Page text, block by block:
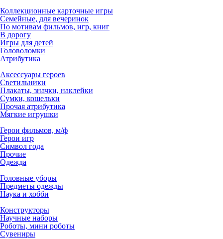
Коллекционные карточные игры
Семейные, для вечеринок
По мотивам фильмов, игр, книг
В дорогу
Игры для детей
Головоломки
Атрибутика
Аксессуары героев
Светильники
Плакаты, значки, наклейки
Сумки, кошельки
Прочая атрибутика
Мягкие игрушки
Герои фильмов, м/ф
Герои игр
Символ года
Прочие
Одежда
Головные уборы
Предметы одежды
Наука и хобби
Конструкторы
Научные наборы
Роботы, мини роботы
Сувениры